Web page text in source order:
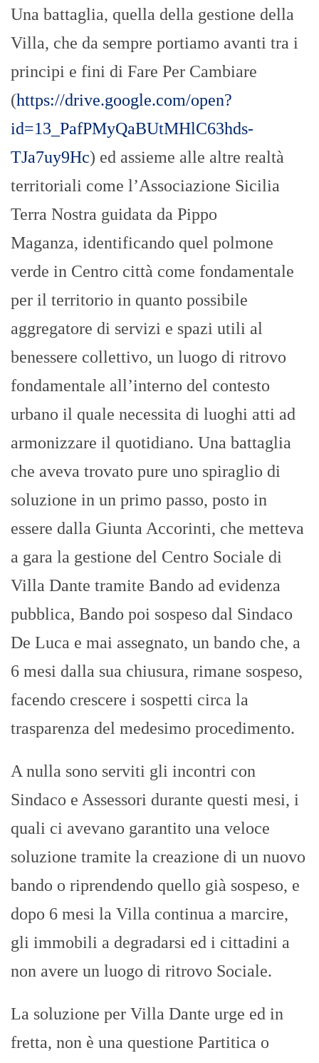
Una battaglia, quella della gestione della
Villa, che da sempre portiamo avanti tra i
principi e fini di Fare Per Cambiare
(https://drive.google.com/open?
id=13_PafPMyQaBUtMHlC63hds-
TJa7uy9Hc) ed assieme alle altre realtà
territoriali come l’Associazione Sicilia
Terra Nostra guidata da Pippo
Maganza, identificando quel polmone
verde in Centro città come fondamentale
per il territorio in quanto possibile
aggregatore di servizi e spazi utili al
benessere collettivo, un luogo di ritrovo
fondamentale all’interno del contesto
urbano il quale necessita di luoghi atti ad
armonizzare il quotidiano. Una battaglia
che aveva trovato pure uno spiraglio di
soluzione in un primo passo, posto in
essere dalla Giunta Accorinti, che metteva
a gara la gestione del Centro Sociale di
Villa Dante tramite Bando ad evidenza
pubblica, Bando poi sospeso dal Sindaco
De Luca e mai assegnato, un bando che, a
6 mesi dalla sua chiusura, rimane sospeso,
facendo crescere i sospetti circa la
trasparenza del medesimo procedimento.
A nulla sono serviti gli incontri con
Sindaco e Assessori durante questi mesi, i
quali ci avevano garantito una veloce
soluzione tramite la creazione di un nuovo
bando o riprendendo quello già sospeso, e
dopo 6 mesi la Villa continua a marcire,
gli immobili a degradarsi ed i cittadini a
non avere un luogo di ritrovo Sociale.
La soluzione per Villa Dante urge ed in
fretta, non è una questione Partitica o